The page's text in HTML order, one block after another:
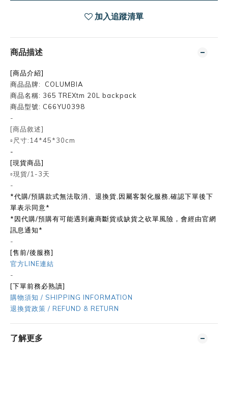
加入追蹤清單
商品描述
[商品介紹]
商品品牌:
COLUMBIA
商品名稱: 365 TREXtm 20L backpack
商品型號: C66YU0398
-
[商品敘述]
▫️尺寸:14*45*30cm
-
[現貨商品]
▫️現貨/1-3天
-
*代購/預購款式無法取消、退換貨,因屬客製化服務,確認下單後下
單表示同意*
*因代購/預購有可能遇到廠商斷貨或缺貨之砍單風險，會經由官網
訊息通知*
-
[售前/後服務]
官方LINE連結
-
[下單前務必熟讀]
購物須知 / SHIPPING INFORMATION
退換貨政策 / REFUND & RETURN
了解更多